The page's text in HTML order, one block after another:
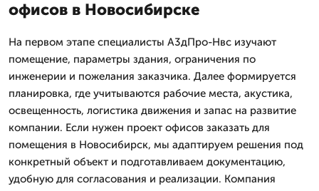
офисов в Новосибирске
На первом этапе специалисты А3дПро-Нвс изучают
помещение, параметры здания, ограничения по
инженерии и пожелания заказчика. Далее формируется
планировка, где учитываются рабочие места, акустика,
освещенность, логистика движения и запас на развитие
компании. Если нужен проект офисов заказать для
помещения в Новосибирск, мы адаптируем решения под
конкретный объект и подготавливаем документацию,
удобную для согласования и реализации. Компания